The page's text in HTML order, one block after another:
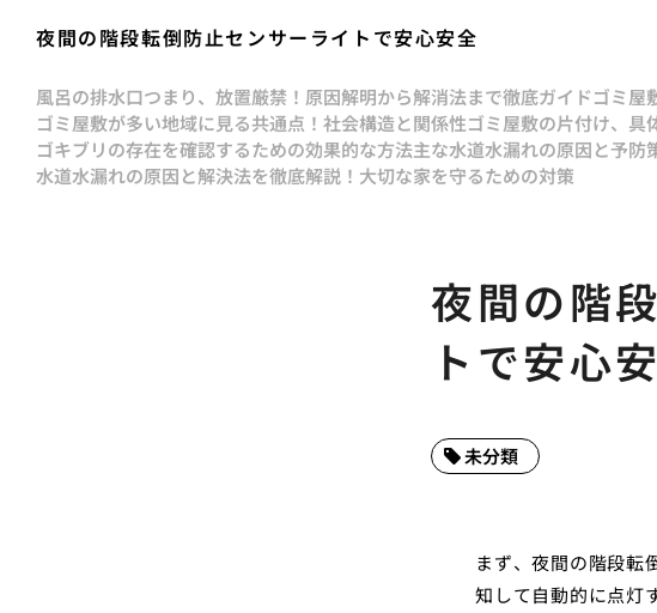
夜間の階段転倒防止センサーライトで安心安全
風呂の排水口つまり、放置厳禁！原因解明から解消法まで徹底ガイドゴミ屋
ゴミ屋敷が多い地域に見る共通点！社会構造と関係性ゴミ屋敷の片付け、具
ゴキブリの存在を確認するための効果的な方法主な水道水漏れの原因と予防
水道水漏れの原因と解決法を徹底解説！大切な家を守るための対策
夜間の階
トで安心
未分類
まず、夜間の階段転
知して自動的に点灯